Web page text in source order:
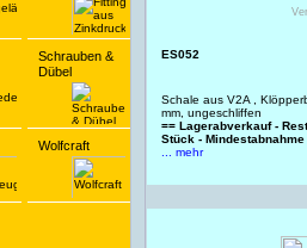
Schrauben &
Dübel
Wolfcraft
ES052
Schale aus V2A ,
mm, ungeschliffen
== Lagerabverkauf -
Stück -
... mehr